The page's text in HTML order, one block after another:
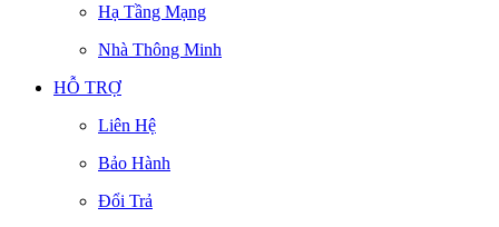
Hạ Tầng Mạng
Nhà Thông Minh
HỖ TRỢ
Liên Hệ
Bảo Hành
Đổi Trả